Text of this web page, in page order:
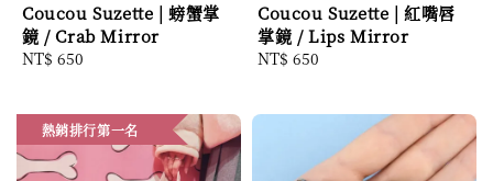
Coucou Suzette | 螃蟹掌
鏡 / Crab Mirror
Regular
NT$ 650
Coucou Suzette | 紅嘴唇
掌鏡 / Lips Mirror
Regular
NT$ 650
熱銷排行第一名